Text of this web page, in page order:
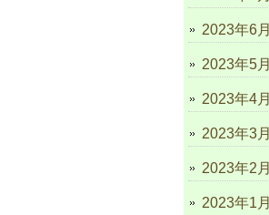
2023年6月
2023年5月
2023年4月
2023年3月
2023年2月
2023年1月